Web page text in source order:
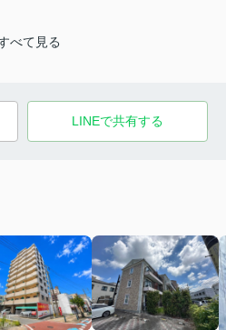
べて見る
LINEで共有する